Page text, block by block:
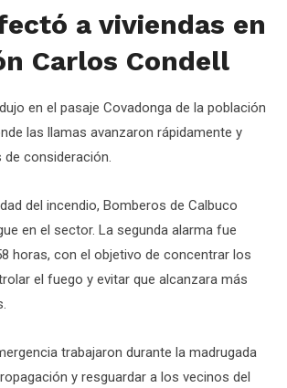
a viviendas en
Carlos Condell
en el pasaje Covadonga de la población
las llamas avanzaron rápidamente y
consideración.
del incendio, Bomberos de Calbuco
en el sector. La segunda alarma fue
horas, con el objetivo de concentrar los
el fuego y evitar que alcanzara más
trabajaron durante la madrugada
y resguardar a los vecinos del